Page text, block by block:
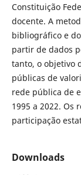
Constituição
docente. A
bibliográfico e
partir de dados
tanto, o objetivo
públicas de
rede pública de
1995 a 2022. Os
participação
Downloads